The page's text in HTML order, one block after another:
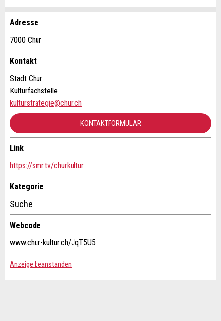
Anzeige beanstanden
Ihr Feedback wird sehr geschätzt!
Allgemeines Feedback
Anzeige nicht mehr gültig
Anzeige unvollständig
Nachricht
Anzeige weiterempfehlen
Empfehlen Sie diese Anzeige an Freunde weiter.
* Eingabe erforderlich
ANZEIGE WEITEREMPFEHLEN
Schliessen
Adresse
7000 Chur
Kontakt
Stadt Chur
Kulturfachstelle
kulturstrategie@chur.ch
KONTAKTFORMULAR
Kontakt
Verfassen Sie eine Nachricht für die Kontaktpersonen dieser
Link
https://smr.tv/churkultur
Kategorie
Suche
Webcode
www.chur-kultur.ch/JqT5U5
Anzeige beanstanden